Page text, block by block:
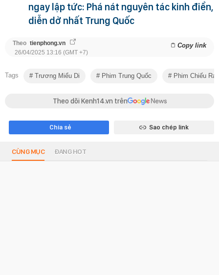
ngay lập tức: Phá nát nguyên tác kinh điển,
diễn dở nhất Trung Quốc
Theo tienphong.vn Copy link
26/04/2025 13:16 (GMT +7)
Tags Trương Miểu Di Phim Trung Quốc Phim Chiếu Rạp
Theo dõi Kenh14.vn trên
Chia sẻ Sao chép link
CÙNG MỤC ĐANG HOT